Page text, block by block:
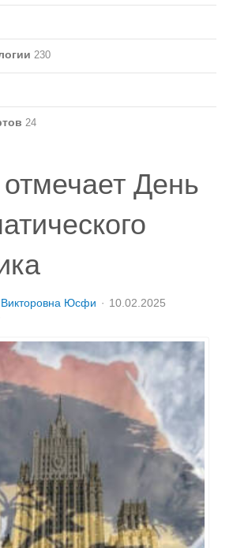
230
24
День
Юсфи
10.02.2025